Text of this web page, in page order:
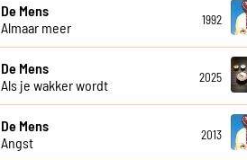
De Mens
Almaar meer
1992
De Mens
Als je wakker wordt
2025
De Mens
Angst
2013